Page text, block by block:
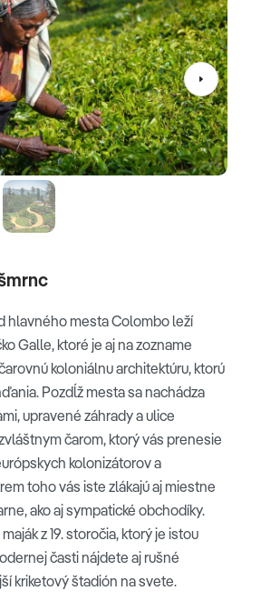
hlavného mesta Colombo leží
Galle, ktoré je aj na zozname
koloniálnu architektúru, ktorú
Pozdĺž mesta sa nachádza
upravené záhrady a ulice
čarom, ktorý vás prenesie
kolonizátorov a
toho vás iste zlákajú aj miestne
ako aj sympatické obchodíky.
z 19. storočia, ktorý je istou
časti nájdete aj rušné
kriketový štadión na svete.